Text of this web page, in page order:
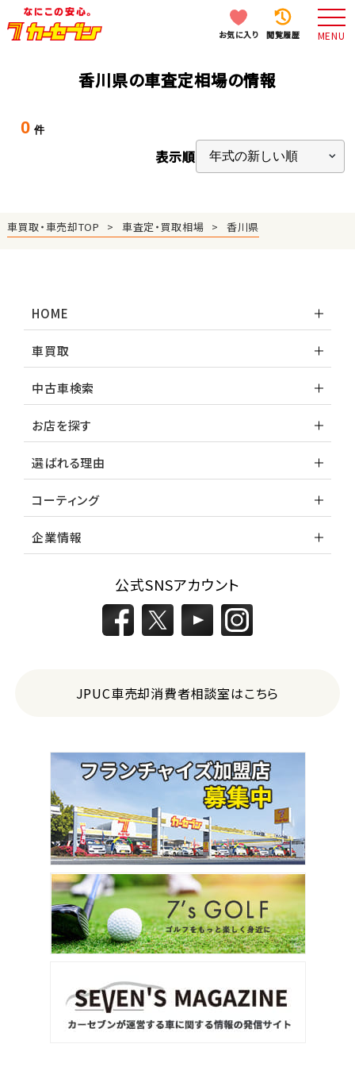
お気に入り 閲覧履歴 MENU
香川県の車査定相場の情報
0 件
表示順
車買取・車売却TOP 車査定・買取相場 香川県
HOME
車買取
中古車検索
お店を探す
選ばれる理由
コーティング
企業情報
公式SNSアカウント
JPUC車売却消費者相談室はこちら